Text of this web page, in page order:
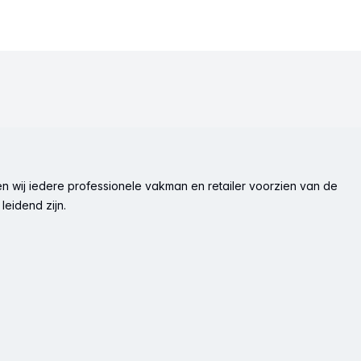
wij iedere professionele vakman en retailer voorzien van de
zijn.